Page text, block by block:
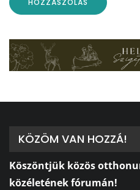
KÖZÖM VAN HOZZÁ!
Köszöntjük közös
közéletének fórumán!